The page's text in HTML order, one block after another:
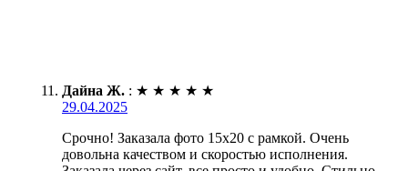
Дайна Ж. : ★ ★ ★ ★ ★
29.04.2025
Срочно! Заказала фото 15х20 с рамкой. Очень
довольна качеством и скоростью исполнения.